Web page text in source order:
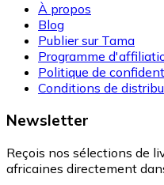
À propos
Blog
Publier sur Tama
Programme
Politique de
Conditions de
Newsletter
Reçois nos sélections de
africaines directement